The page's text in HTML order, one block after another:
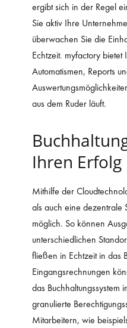
ergibt sich in der Regel
Sie aktiv Ihre
überwachen Sie die
Echtzeit. myfactory
Automatismen, Reports
aus dem Ruder läuft.
Ihren Erfolg
Mithilfe der
als auch eine dezentrale
möglich. So können
unterschiedlichen
fließen in Echtzeit in das
Eingangsrechnungen
das Buchhaltungssystem
granulierte
Mitarbeitern, wie